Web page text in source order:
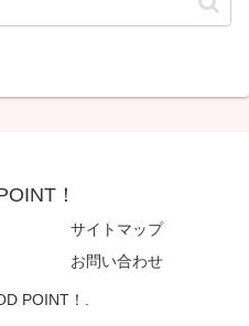
！
サイトマップ
お問い合わせ
POINT！.